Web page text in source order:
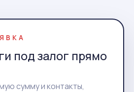
под залог прямо
сумму и контакты,